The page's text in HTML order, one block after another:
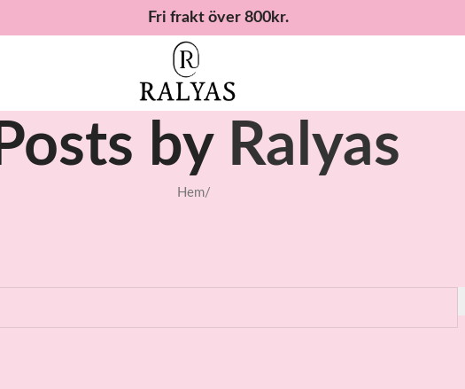
Fri frakt över 800kr.
Posts by Ralyas
Hem/